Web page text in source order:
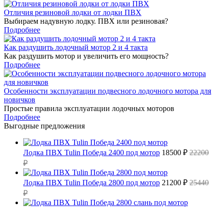
Отличия резиновой лодки от лодки ПВХ
Выбираем надувную лодку. ПВХ или резиновая?
Подробнее
Как раздушить лодочный мотор 2 и 4 такта
Как раздушить мотор и увеличить его мощность?
Подробнее
Особенности эксплуатации подвесного лодочного мотора для
новичков
Простые правила эксплуатации лодочных моторов
Подробнее
Выгодные предложения
Лодка ПВХ Tulin Победа 2400 под мотор 18500 ₽ 22200
₽
Лодка ПВХ Tulin Победа 2800 под мотор 21200 ₽ 25440
₽